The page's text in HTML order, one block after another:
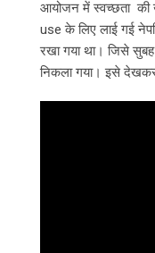
आयोजन में स्वच्छता की
use के लिए लाई गई
रखा गया था। जिसे
निकला गया। इसे